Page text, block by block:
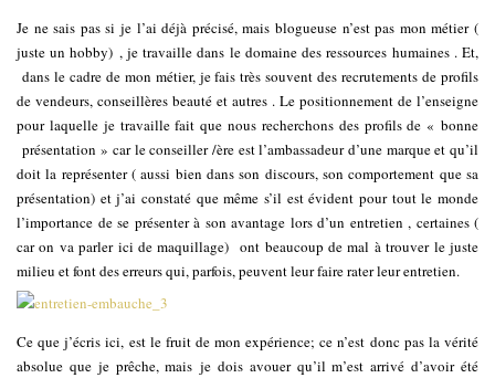
Je ne sais pas si je l’ai déjà précisé, mais blogueuse n’est pas mon métier (
juste un hobby) , je travaille dans le domaine des ressources humaines . Et,
dans le cadre de mon métier, je fais très souvent des recrutements de profils
de vendeurs, conseillères beauté et autres . Le positionnement de l’enseigne
pour laquelle je travaille fait que nous recherchons des profils de « bonne
présentation » car le conseiller /ère est l’ambassadeur d’une marque et qu’il
doit la représenter ( aussi bien dans son discours, son comportement que sa
présentation) et j’ai constaté que même s’il est évident pour tout le monde
l’importance de se présenter à son avantage lors d’un entretien , certaines (
car on va parler ici de maquillage) ont beaucoup de mal à trouver le juste
milieu et font des erreurs qui, parfois, peuvent leur faire rater leur entretien.
Ce que j’écris ici, est le fruit de mon expérience; ce n’est donc pas la vérité
absolue que je prêche, mais je dois avouer qu’il m’est arrivé d’avoir été